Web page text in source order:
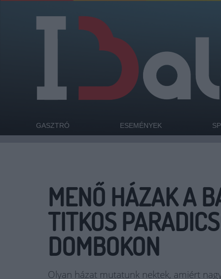
GASZTRÓ ESEMÉNYEK
MENŐ HÁZAK A
TITKOS
DOMBOKON
Olyan házat mutatunk nektek, amiért